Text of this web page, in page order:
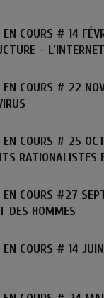
EN COURS # 14
-
EN COURS # 22
EN COURS # 25
RATIONALISTES
EN COURS #27
DES HOMMES
EN COURS # 14